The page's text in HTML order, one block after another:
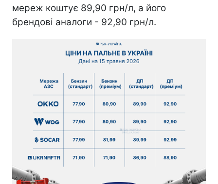
мереж коштує 89,90 грн/л, а його
брендові аналоги - 92,90 грн/л.